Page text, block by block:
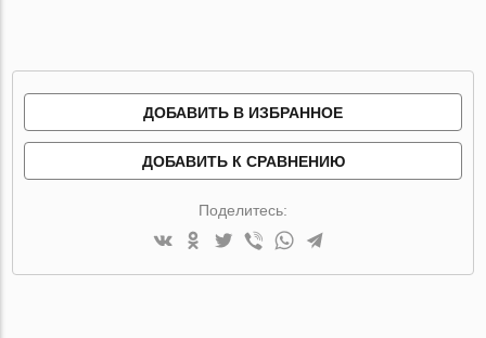
ДОБАВИТЬ В ИЗБРАННОЕ
ДОБАВИТЬ К СРАВНЕНИЮ
Поделитесь: